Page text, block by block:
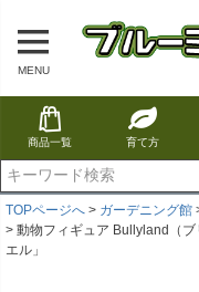
MENU
商品一覧 育て方
TOPページへ ガーデニング館
動物フィギュア Bullyland（
エル」